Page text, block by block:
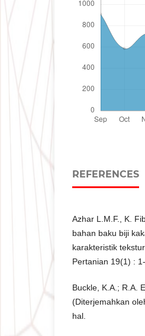
REFERENCES
Azhar L.M.F., K.
bahan baku biji
karakteristik
Pertanian 19(1) :
Buckle, K.A.; R.A.
(Diterjemahkan
hal.